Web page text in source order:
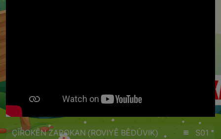
ÇÎROKÊN ZAROKAN (ROVIYÊ BÊDÛVIK)
S01